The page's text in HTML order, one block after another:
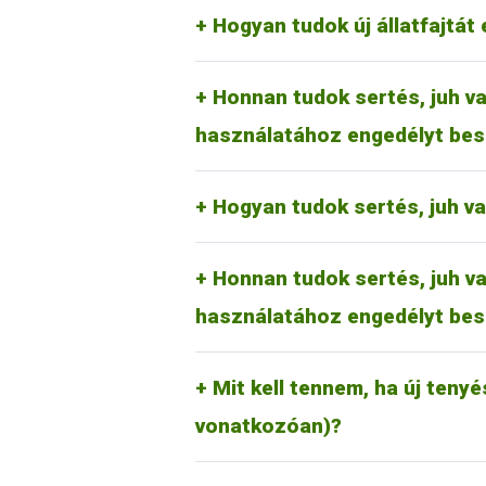
Hogyan tudok új állatfajtát
Honnan tudok sertés, juh
használatához engedélyt
Az erre vonatkozó tudnivalók
jelölőkalapács használati
Hogyan tudok sertés, juh
RA-SE Genetics Kft.
UBM Genetics Kft.
Mangalicatenyésztők Országos
Juh és kecske esetében:
Honnan tudok sertés, juh
használatához engedélyt
Az erre vonatkozó tudnivalók
jelölőkalapács használati
Mit kell tennem, ha új
vonatkozóan)?
tudnivalókat (általános
kattintva lehet elérni.